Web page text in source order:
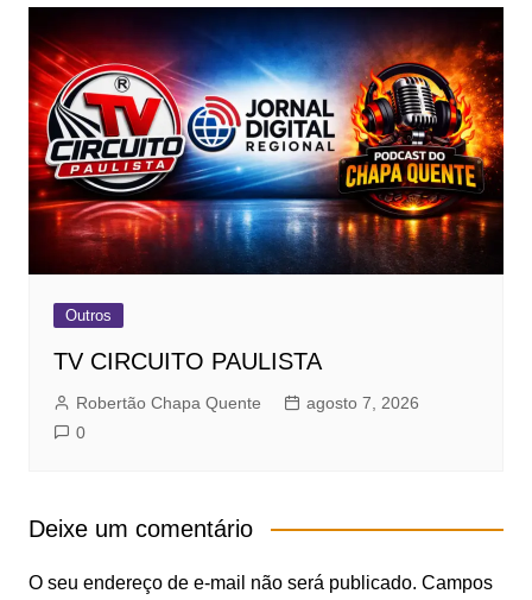
Outros
TV CIRCUITO PAULISTA
Robertão Chapa Quente
agosto 7, 2026
0
Deixe um comentário
O seu endereço de e-mail não será publicado. Campos